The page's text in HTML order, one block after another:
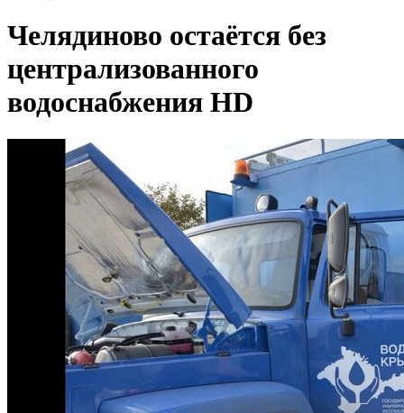
Челядиново остаётся без
централизованного
водоснабжения HD